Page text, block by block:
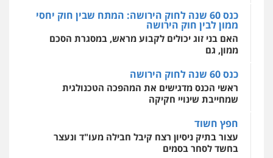
כנס 60 שנה לחוק הירושה
ראשי הכנס מדגישים את המהפכה הטכנולגית
שמחייבת שינויי חקיקה
חפץ חשוד
עצור בתיק ניסיון רצח קיבל חבילה מעו"ד ונעצר
בחשד לסחר בסמים
עורך דין מהצפון נעצר בחשד להברחת חשיש לעצור
בקישון